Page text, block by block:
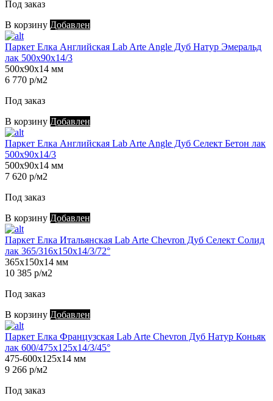
Под заказ
В корзину Добавлен
Паркет Елка Английская Lab Arte Angle Дуб Натур Эмеральд
лак 500х90х14/3
500х90х14 мм
6 770 р/м2
Под заказ
В корзину Добавлен
Паркет Елка Английская Lab Arte Angle Дуб Селект Бетон лак
500х90х14/3
500х90х14 мм
7 620 р/м2
Под заказ
В корзину Добавлен
Паркет Елка Итальянская Lab Arte Chevron Дуб Селект Солид
лак 365/316х150х14/3/72°
365х150х14 мм
10 385 р/м2
Под заказ
В корзину Добавлен
Паркет Елка Французская Lab Arte Chevron Дуб Натур Коньяк
лак 600/475х125х14/3/45°
475-600х125х14 мм
9 266 р/м2
Под заказ